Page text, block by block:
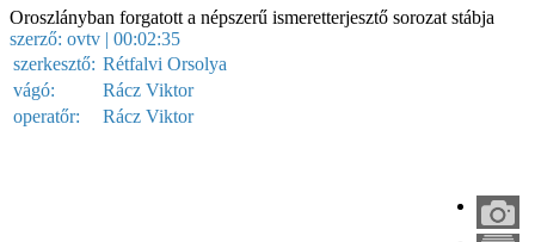
Oroszlányban forgatott a népszerű ismeretterjesztő sorozat stábja
szerző: ovtv | 00:02:35
szerkesztő: Rétfalvi Orsolya
vágó:
Rácz Viktor
operatőr:
Rácz Viktor